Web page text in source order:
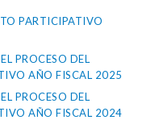
PARTICIPATIVO
PROCESO DEL
AÑO FISCAL 2025
PROCESO DEL
AÑO FISCAL 2024